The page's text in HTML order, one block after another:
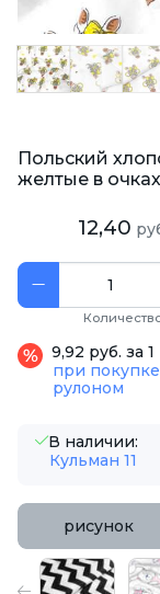
Польский
желтые в
12,40
9,92 руб. за
при покупке
рулоном
В наличии:
Кульман 11
рисунок